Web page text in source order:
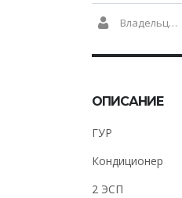
Владельцев по ПТС
ОПИСАНИЕ
ГУР
Кондиционер
2 ЭСП